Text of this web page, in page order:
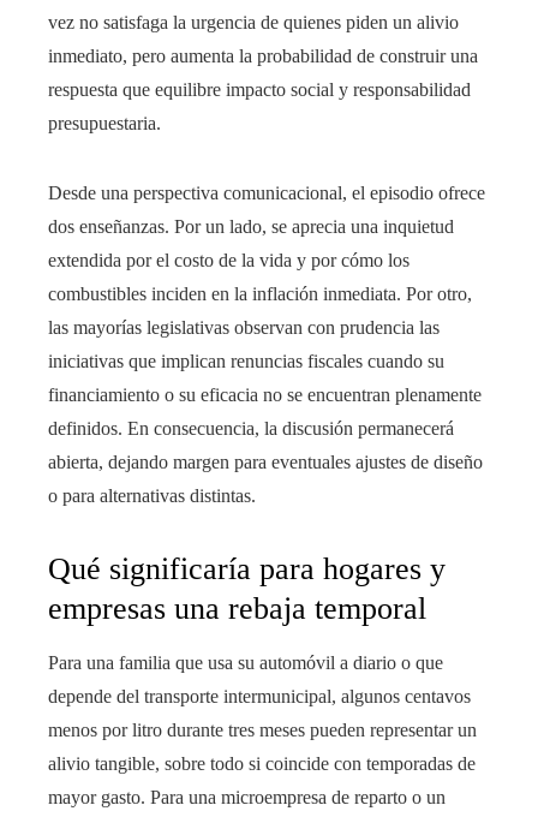
vez no satisfaga la urgencia de quienes piden un alivio
inmediato, pero aumenta la probabilidad de construir una
respuesta que equilibre impacto social y responsabilidad
presupuestaria.
Desde una perspectiva comunicacional, el episodio ofrece
dos enseñanzas. Por un lado, se aprecia una inquietud
extendida por el costo de la vida y por cómo los
combustibles inciden en la inflación inmediata. Por otro,
las mayorías legislativas observan con prudencia las
iniciativas que implican renuncias fiscales cuando su
financiamiento o su eficacia no se encuentran plenamente
definidos. En consecuencia, la discusión permanecerá
abierta, dejando margen para eventuales ajustes de diseño
o para alternativas distintas.
Qué significaría para hogares y
empresas una rebaja temporal
Para una familia que usa su automóvil a diario o que
depende del transporte intermunicipal, algunos centavos
menos por litro durante tres meses pueden representar un
alivio tangible, sobre todo si coincide con temporadas de
mayor gasto. Para una microempresa de reparto o un